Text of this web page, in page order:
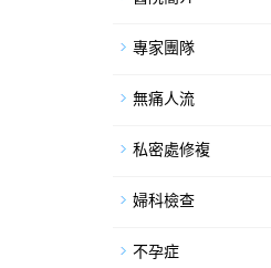
專家團隊
無痛人流
私密處修複
婦科檢查
不孕症